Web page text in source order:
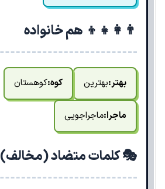
👨‍👩‍👧‍👦 هم خانواده
بهتر:بهترین کوه:کوهستان
ماجرا:ماجراجویی
🎭 کلمات متضاد (مخالف)